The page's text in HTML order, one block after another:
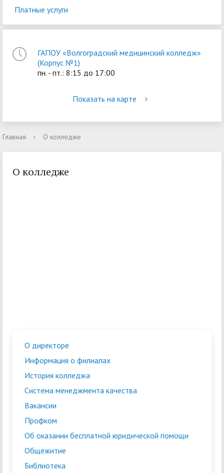
Платные услуги
ГАПОУ «Волгоградский медицинский колледж»
(Корпус №1)
пн. - пт.: 8:15 до 17:00
Показать на карте
Главная › О колледже
О колледже
О директоре
Информация о филиалах
История колледжа
Система менеджмента качества
Вакансии
Профком
Об оказании бесплатной юридической помощи
Общежитие
Библиотека